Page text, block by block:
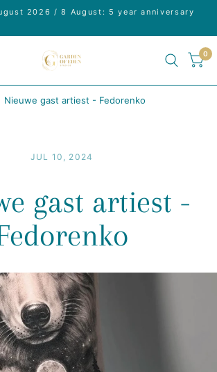
2026 / 8 August: 5 year anniversary
0
Nieuwe gast artiest - Fedorenko
JUL 10, 2024
gast artiest -